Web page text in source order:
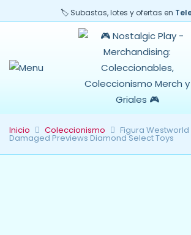
🏷️ Subastas, lotes y ofertas en
Inicio Coleccionismo Figura
Damaged Previews Diamond Select Toys